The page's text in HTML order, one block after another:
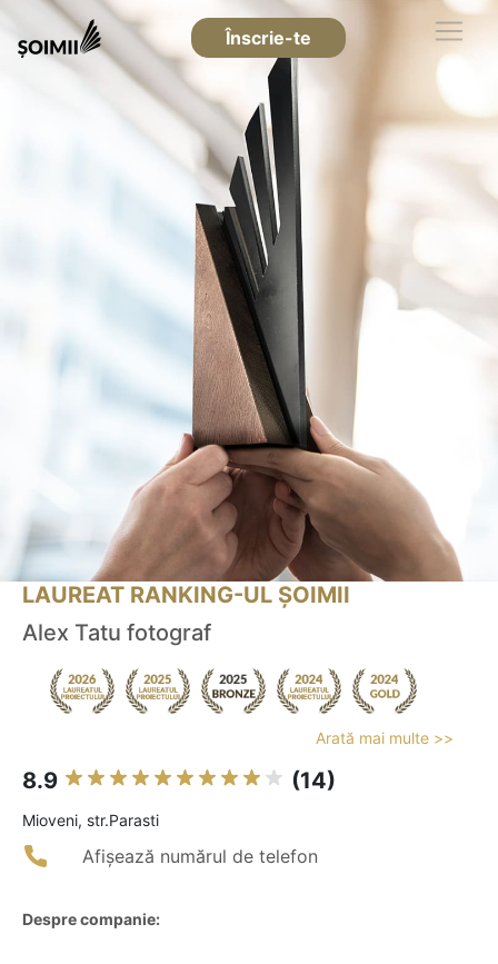
Înscrie-te
LAUREAT RANKING-UL ȘOIMII
Alex Tatu fotograf
Arată mai multe >>
8.9 (14)
Mioveni, str.Parasti
Afișează numărul de telefon
Despre companie: